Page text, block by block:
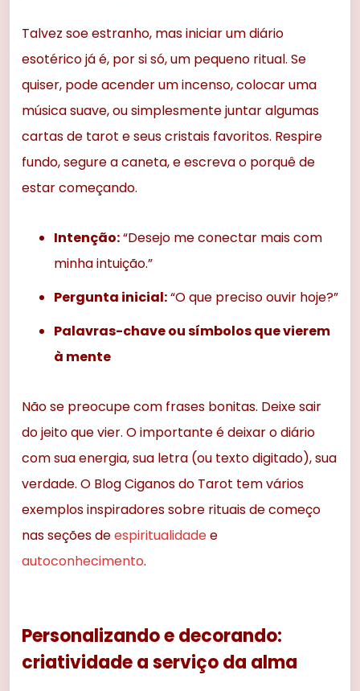
Talvez soe estranho, mas iniciar um diário
esotérico já é, por si só, um pequeno ritual. Se
quiser, pode acender um incenso, colocar uma
música suave, ou simplesmente juntar algumas
cartas de tarot e seus cristais favoritos. Respire
fundo, segure a caneta, e escreva o porquê de
estar começando.
Intenção:“Desejo me conectar mais com
minha intuição.”
Pergunta inicial:“O que preciso ouvir hoje?”
Palavras-chave ou símbolos que vierem
à mente
Não se preocupe com frases bonitas. Deixe sair
do jeito que vier. O importante é deixar o diário
com sua energia, sua letra (ou texto digitado), sua
verdade. O Blog Ciganos do Tarot tem vários
exemplos inspiradores sobre rituais de começo
nas seções deespiritualidadee
autoconhecimento.
Personalizando e decorando:
criatividade a serviço da alma